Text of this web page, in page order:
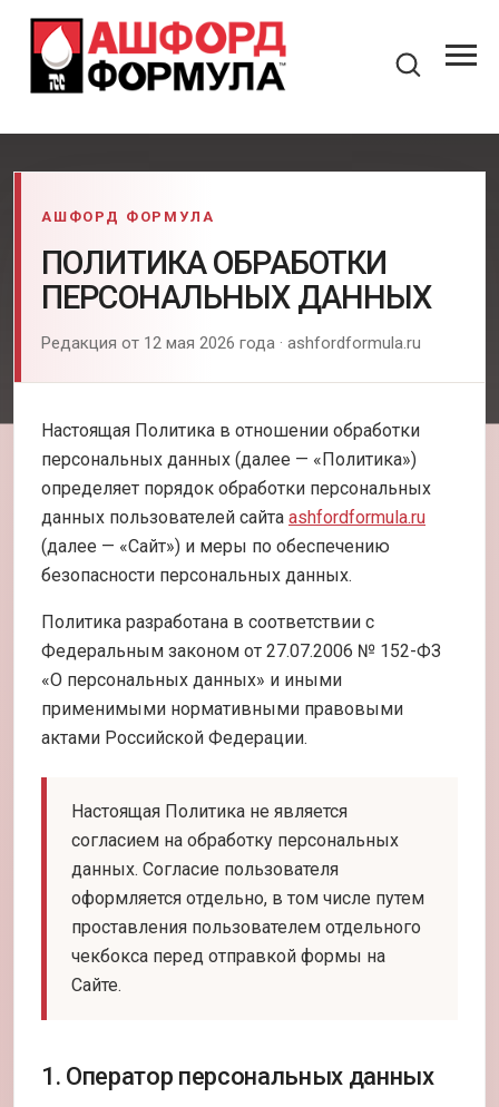
АШФОРД ФОРМУЛА
ПОЛИТИКА ОБРАБОТКИ
ПЕРСОНАЛЬНЫХ ДАННЫХ
Редакция от 12 мая 2026 года · ashfordformula.ru
Настоящая Политика в отношении обработки
персональных данных (далее — «Политика»)
определяет порядок обработки персональных
данных пользователей сайта ashfordformula.ru
(далее — «Сайт») и меры по обеспечению
безопасности персональных данных.
Политика разработана в соответствии с
Федеральным законом от 27.07.2006 № 152-ФЗ
«О персональных данных» и иными
применимыми нормативными правовыми
актами Российской Федерации.
Настоящая Политика не является
согласием на обработку персональных
данных. Согласие пользователя
оформляется отдельно, в том числе путем
проставления пользователем отдельного
чекбокса перед отправкой формы на
Сайте.
1. Оператор персональных данных